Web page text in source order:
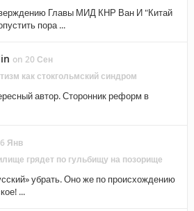
Главы МИД КНР Ван И "Китай
пора ...
on 20 Сен
как стокгольмский синдром
автор. Сторонник реформ в
Янв
грядет по гульбищу на позорище
убрать. Оно же по происхождению
...